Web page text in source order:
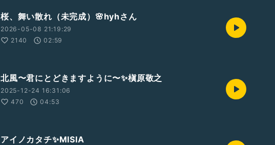
桜、舞い散れ（未完成）🌸hyhさん
2026-05-08 21:19:29
2140
02:59
北風〜君にとどきますように〜✨槇原敬之
2025-12-24 16:31:06
470
04:53
アイノカタチ✨MISIA